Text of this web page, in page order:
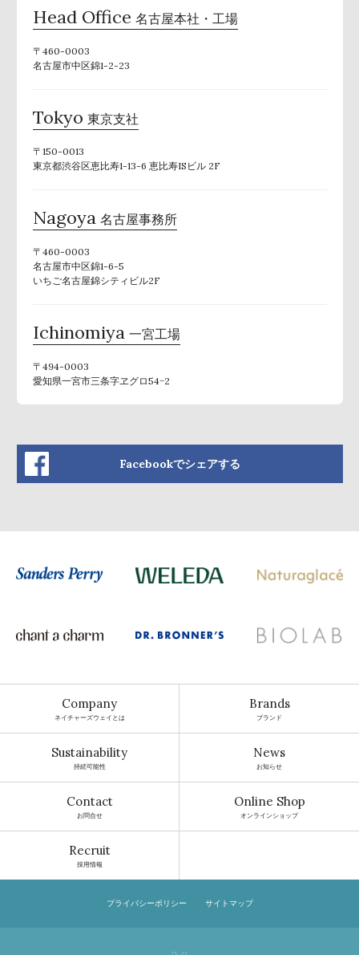
Head Office 名古屋本社・工場
〒460-0003
名古屋市中区錦1-2-23
Tokyo 東京支社
〒150-0013
東京都渋谷区恵比寿1-13-6 恵比寿ISビル 2F
Nagoya 名古屋事務所
〒460-0003
名古屋市中区錦1-6-5
いちご名古屋錦シティビル2F
Ichinomiya 一宮工場
〒494-0003
愛知県一宮市三条字ヱグロ54−2
Facebookでシェアする
Company
ネイチャーズウェイとは
Brands
ブランド
Sustainability
持続可能性
News
お知らせ
Contact
お問合せ
Online Shop
オンラインショップ
Recruit
採用情報
プライバシーポリシー サイトマップ